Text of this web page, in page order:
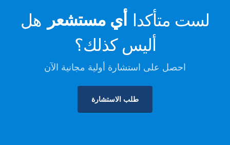
لست متأكدا أي مستشعر هل
أليس كذلك؟
احصل على استشارة أولية مجانية الآن
طلب الاستشارةوينسن. © 2026. جميع الحقوق محفوظة